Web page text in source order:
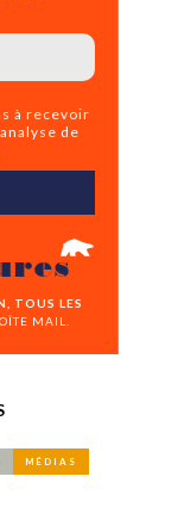
à recevoir
de
TOUS LES
MAIL.
MÉDIAS